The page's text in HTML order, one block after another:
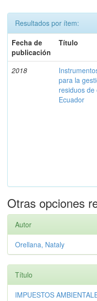
Resultados por ítem:
Fecha de
publicación
Título
2018
para la
residuos de
Ecuador
Otras opciones
Autor
Orellana, Nataly
Título
IMPUESTOS